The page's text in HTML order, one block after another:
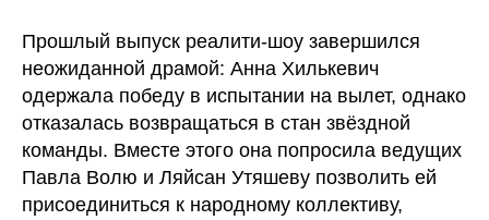
Прошлый выпуск реалити-шоу завершился
неожиданной драмой: Анна Хилькевич
одержала победу в испытании на вылет, однако
отказалась возвращаться в стан звёздной
команды. Вместе этого она попросила ведущих
Павла Волю и Ляйсан Утяшеву позволить ей
присоединиться к народному коллективу,